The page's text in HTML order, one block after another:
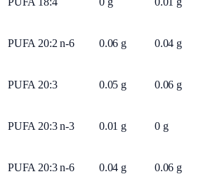
PUFA 20:2 n-6 0.06 g 0.04 g
PUFA 20:3 0.05 g 0.06 g
PUFA 20:3 n-3 0.01 g 0 g
PUFA 20:3 n-6 0.04 g 0.06 g